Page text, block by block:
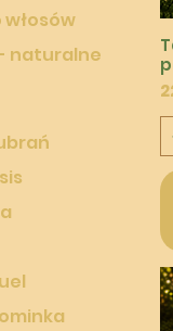
naturalne